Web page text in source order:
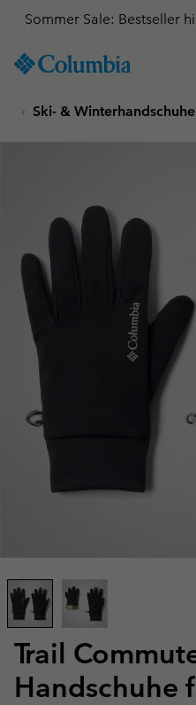
TO
SKIP
MAIN
TO
SEARCH
Sommer Sale: Bestseller
Ski- & Winterhandschuhe
Trail
Handschuhe